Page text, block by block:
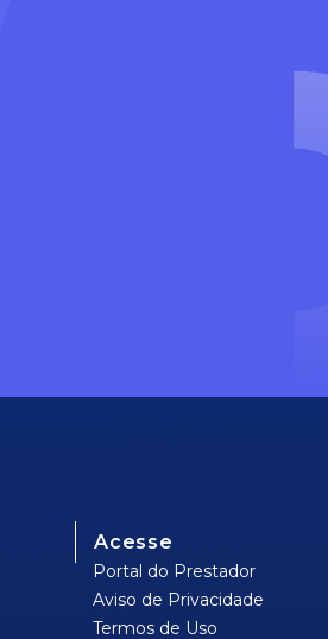
Acesse
Portal do Prestador
Aviso de Privacidade
Termos de Uso